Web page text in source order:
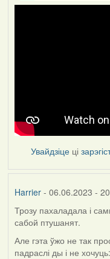
Увайдзіце ці
Harrier- 06.06.2023 -
Трозу пахаладала і
сабой птушанят.
Але гэта ўжо не так
падраслі ды і не хочуць: